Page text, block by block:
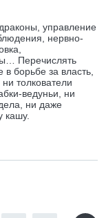
управление
нервно-
Перечислять
борьбе за власть,
толкователи
ведуньи, ни
ни даже
кашу.